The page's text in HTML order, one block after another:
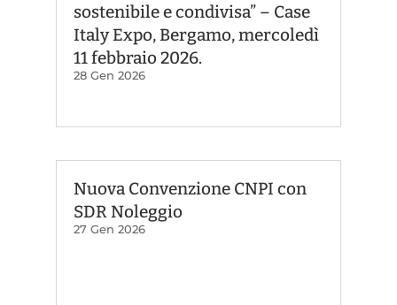
sostenibile e condivisa” – Case
Italy Expo, Bergamo, mercoledì
11 febbraio 2026.
28 Gen 2026
Nuova Convenzione CNPI con
SDR Noleggio
27 Gen 2026